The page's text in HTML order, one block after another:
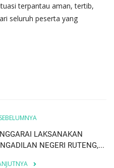
terpantau aman, tertib,
seluruh peserta yang
LAKSANAKAN
NEGERI RUTENG,...